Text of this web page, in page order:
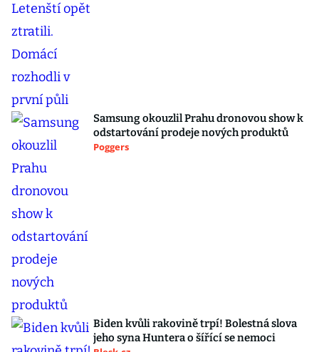
Samsung okouzlil Prahu dronovou show k
odstartování prodeje nových produktů
Poggers
Biden kvůli rakovině trpí! Bolestná slova
jeho syna Huntera o šířící se nemoci